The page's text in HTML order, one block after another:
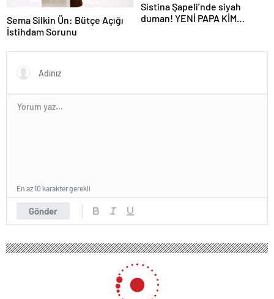
Sema Silkin Ün: Bütçe Açığı
İstihdam Sorunu
Sistina Şapeli’nde siyah
duman! YENİ PAPA KİM
Gönder
En az 10 karakter gerekli